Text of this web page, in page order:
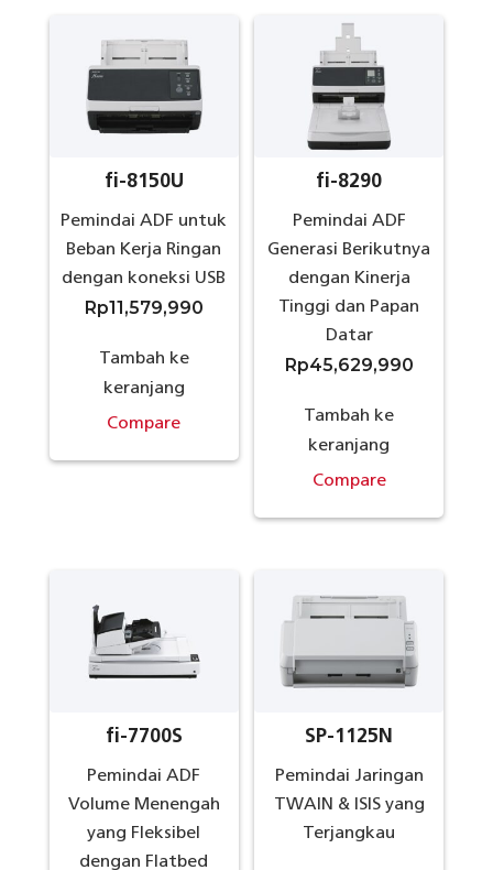
fi-8150U
Pemindai ADF untuk
Beban Kerja Ringan
dengan koneksi USB
Rp11,579,990
Tambah ke
keranjang
Compare
fi-8290
Pemindai ADF
Generasi Berikutnya
dengan Kinerja
Tinggi dan Papan
Datar
Rp45,629,990
Tambah ke
keranjang
Compare
fi-7700S
Pemindai ADF
Volume Menengah
yang Fleksibel
dengan Flatbed
SP-1125N
Pemindai Jaringan
TWAIN & ISIS yang
Terjangkau